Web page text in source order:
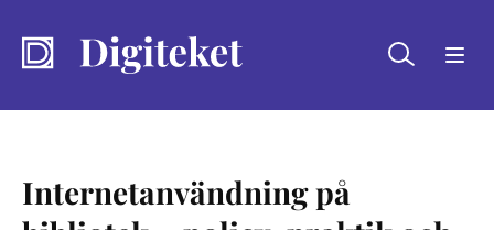
Sök
Internetanvändning på